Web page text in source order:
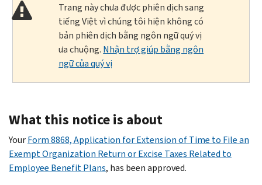
Trang này chưa được phiên dịch sang
tiếng Việt vì chúng tôi hiện không có
bản phiên dịch bằng ngôn ngữ quý vị
ưa chuộng. Nhận trợ giúp bằng ngôn
ngữ của quý vị
What this notice is about
YourForm 8868, Application for Extension of Time to File an
Exempt Organization Return or Excise Taxes Related to
Employee Benefit Plans, has been approved.